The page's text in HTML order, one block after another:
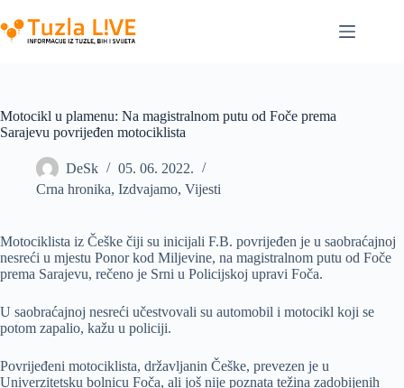
to
content
Motocikl u plamenu: Na magistralnom putu od Foče prema
Sarajevu povrijeđen motociklista
DeSk
05. 06. 2022.
Crna hronika, Izdvajamo, Vijesti
Motociklista iz Češke čiji su inicijali F.B. povrijeđen je u saobraćajnoj
nesreći u mjestu Ponor kod Miljevine, na magistralnom putu od Foče
prema Sarajevu, rečeno je Srni u Policijskoj upravi Foča.
U saobraćajnoj nesreći učestvovali su automobil i motocikl koji se
potom zapalio, kažu u policiji.
Povrijeđeni motociklista, državljanin Češke, prevezen je u
Univerzitetsku bolnicu Foča, ali još nije poznata težina zadobijenih